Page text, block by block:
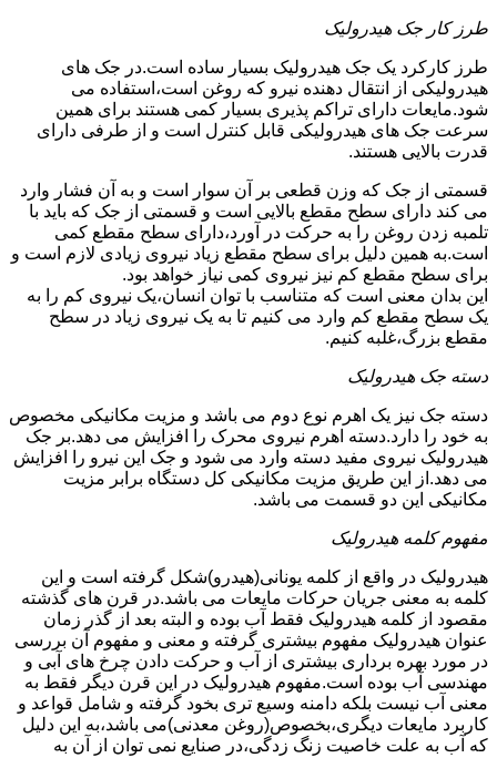
طرز کار جک هیدرولیک
طرز کارکرد یک جک هیدرولیک بسیار ساده است.در جک های
هیدرولیکی از انتقال دهنده نیرو که روغن است،استفاده می
شود.مایعات دارای تراکم پذیری بسیار کمی هستند برای همین
سرعت جک های هیدرولیکی قابل کنترل است و از طرفی دارای
قدرت بالایی هستند.
قسمتی از جک که وزن قطعی بر آن سوار است و به آن فشار وارد
می کند دارای سطح مقطع بالایی است و قسمتی از جک که باید با
تلمبه زدن روغن را به حرکت در آورد،دارای سطح مقطع کمی
است.به همین دلیل برای سطح مقطع زیاد نیروی زیادی لازم است و
برای سطح مقطع کم نیز نیروی کمی نیاز خواهد بود.
این بدان معنی است که متناسب با توان انسان،یک نیروی کم را به
یک سطح مقطع کم وارد می کنیم تا به یک نیروی زیاد در سطح
مقطع بزرگ،غلبه کنیم.
دسته جک هیدرولیک
دسته جک نیز یک اهرم نوع دوم می باشد و مزیت مکانیکی مخصوص
به خود را دارد.دسته اهرم نیروی محرک را افزایش می دهد.بر جک
هیدرولیک نیروی مفید دسته وارد می شود و جک این نیرو را افزایش
می دهد.از این طریق مزیت مکانیکی کل دستگاه برابر مزیت
مکانیکی این دو قسمت می باشد.
مفهوم کلمه هیدرولیک
هیدرولیک در واقع از کلمه یونانی(هیدرو)شکل گرفته است و این
کلمه به معنی جریان حرکات مایعات می باشد.در قرن های گذشته
مقصود از کلمه هیدرولیک فقط آب بوده و البته بعد از گذر زمان
عنوان هیدرولیک مفهوم بیشتری گرفته و معنی و مفهوم آن بررسی
در مورد بهره برداری بیشتری از آب و حرکت دادن چرخ های آبی و
مهندسی آب بوده است.مفهوم هیدرولیک در این قرن دیگر فقط به
معنی آب نیست بلکه دامنه وسیع تری بخود گرفته و شامل قواعد و
کاربرد مایعات دیگری،بخصوص(روغن معدنی)می باشد،به این دلیل
که آب به علت خاصیت زنگ زدگی،در صنایع نمی توان از آن به